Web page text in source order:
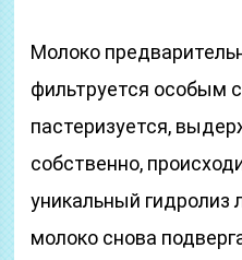
Молоко
фильтруется особым
пастеризуется,
собственно,
уникальный гидролиз
молоко снова